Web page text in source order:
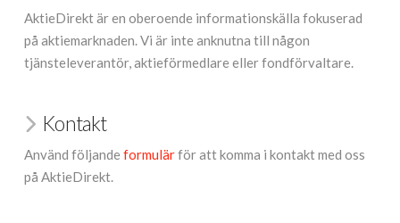
AktieDirekt är en oberoende informationskälla fokuserad
på aktiemarknaden. Vi är inte anknutna till någon
tjänsteleverantör, aktieförmedlare eller fondförvaltare.
Kontakt
Använd följande formulärför att komma i kontakt med oss
på AktieDirekt.